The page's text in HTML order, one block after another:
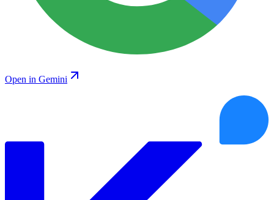
Open in Gemini